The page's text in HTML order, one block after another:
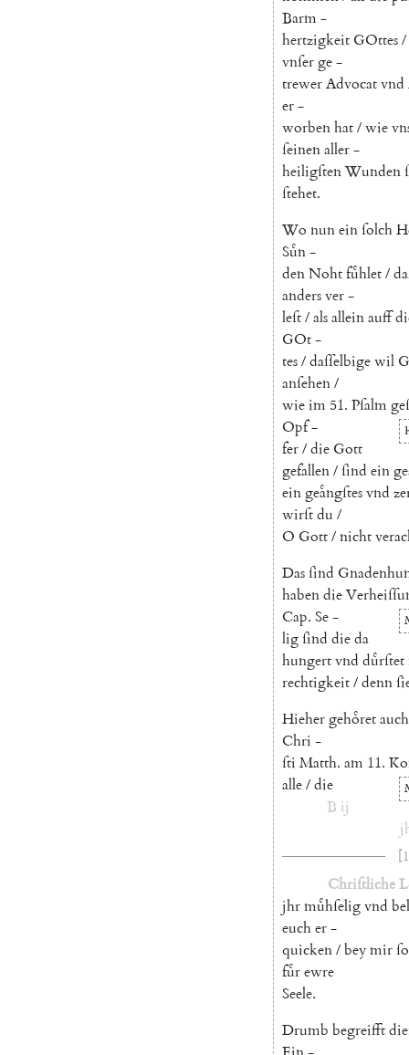
Barm-
hertzigkeit GOttes/
vnſerge-
trewerAdvocatvnd
er-
worbenhat/wie
ſeinenaller-
heiligſtenWunden
ſtehet.
Wo nuneinſolch
Suͤn-
denNohtfuͤhlet/
andersver-
leſt/alsalleinauff
GOt-
tes/daſſelbigewil
anſehen/
wieim 51. Pſalm
Opf-
fer/die Gott
gefallen/ſind ein
eingeaͤngſtesvnd
wirſtdu /
O Gott/nicht
Dasſind
habendie
Cap. Se-
ligſind dieda
hungertvnd duͤrſtet
rechtigkeit/denn
Hiehergehoͤretauch
Chri -
ſti Matth. am 11.
alle/die
B ij
Chriſtliche
jhrmuͤhſeligvnd
eucher-
quicken/beymir
fuͤrewre
Seele.
Drumb begreifft